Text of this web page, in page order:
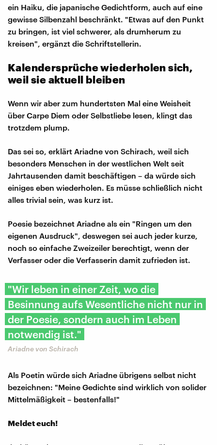
ein Haiku, die japanische Gedichtform, auch auf eine
gewisse Silbenzahl beschränkt. "Etwas auf den Punkt
zu bringen, ist viel schwerer, als drumherum zu
kreisen", ergänzt die Schriftstellerin.
Kalendersprüche wiederholen sich,
weil sie aktuell bleiben
Wenn wir aber zum hundertsten Mal eine Weisheit
über Carpe Diem oder Selbstliebe lesen, klingt das
trotzdem plump.
Das sei so, erklärt Ariadne von Schirach, weil sich
besonders Menschen in der westlichen Welt seit
Jahrtausenden damit beschäftigen – da würde sich
einiges eben wiederholen. Es müsse schließlich nicht
alles trivial sein, was kurz ist.
Poesie bezeichnet Ariadne als ein "Ringen um den
eigenen Ausdruck", deswegen sei auch jeder kurze,
noch so einfache Zweizeiler berechtigt, wenn der
Verfasser oder die Verfasserin damit zufrieden ist.
"Wir leben in einer Zeit, wo die
Besinnung aufs Wesentliche nicht nur in
der Poesie, sondern auch im Leben
notwendig ist."
Ariadne von Schirach
Als Poetin würde sich Ariadne übrigens selbst nicht
bezeichnen: "Meine Gedichte sind wirklich von solider
Mittelmäßigkeit – bestenfalls!"
Meldet euch!